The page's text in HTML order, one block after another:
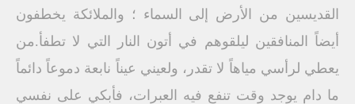
القديسين من الأرض إلى السماء ؛ والملائكة يخطفون
أيضاً المنافقين ليلقوهم في أتون النار التي لا تطفأ.من
يعطي لرأسي مياهاً لا تقدر، ولعيني عيناً نابعة دموعاً دائماً
ما دام يوجد وقت تنفع فيه العبرات، فأبكي على نفسي